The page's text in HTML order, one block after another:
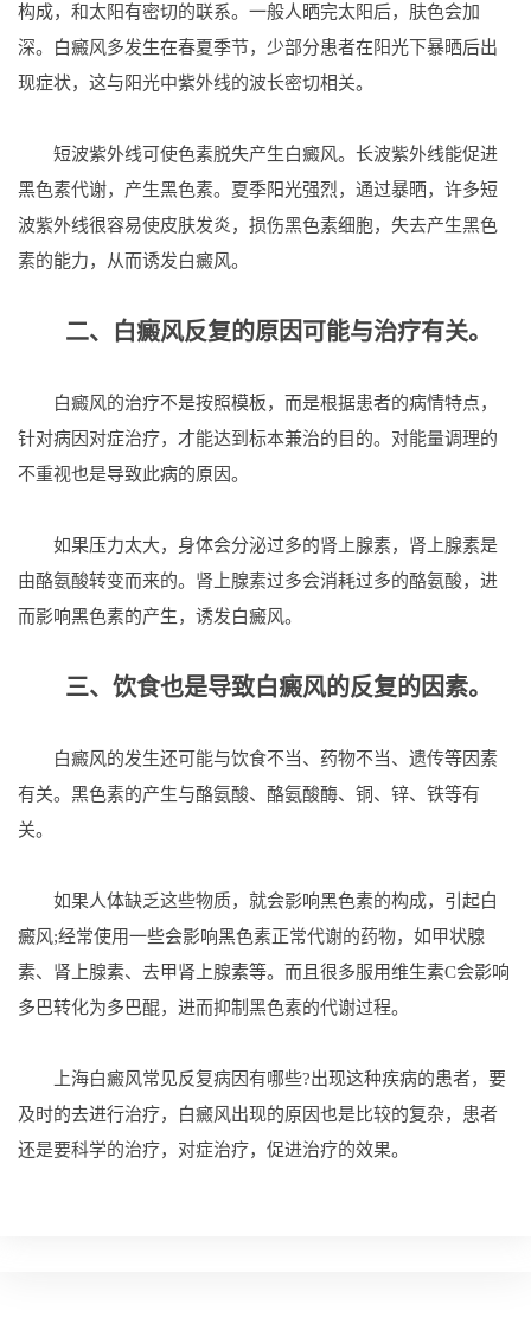
构成，和太阳有密切的联系。一般人晒完太阳后，肤色会加
深。白癜风多发生在春夏季节，少部分患者在阳光下暴晒后出
现症状，这与阳光中紫外线的波长密切相关。
短波紫外线可使色素脱失产生白癜风。长波紫外线能促进
黑色素代谢，产生黑色素。夏季阳光强烈，通过暴晒，许多短
波紫外线很容易使皮肤发炎，损伤黑色素细胞，失去产生黑色
素的能力，从而诱发白癜风。
二、白癜风反复的原因可能与治疗有关。
白癜风的治疗不是按照模板，而是根据患者的病情特点，
针对病因对症治疗，才能达到标本兼治的目的。对能量调理的
不重视也是导致此病的原因。
如果压力太大，身体会分泌过多的肾上腺素，肾上腺素是
由酪氨酸转变而来的。肾上腺素过多会消耗过多的酪氨酸，进
而影响黑色素的产生，诱发白癜风。
三、饮食也是导致白癜风的反复的因素。
白癜风的发生还可能与饮食不当、药物不当、遗传等因素
有关。黑色素的产生与酪氨酸、酪氨酸酶、铜、锌、铁等有
关。
如果人体缺乏这些物质，就会影响黑色素的构成，引起白
癜风;经常使用一些会影响黑色素正常代谢的药物，如甲状腺
素、肾上腺素、去甲肾上腺素等。而且很多服用维生素C会影响
多巴转化为多巴醌，进而抑制黑色素的代谢过程。
上海白癜风常见反复病因有哪些?出现这种疾病的患者，要
及时的去进行治疗，白癜风出现的原因也是比较的复杂，患者
还是要科学的治疗，对症治疗，促进治疗的效果。